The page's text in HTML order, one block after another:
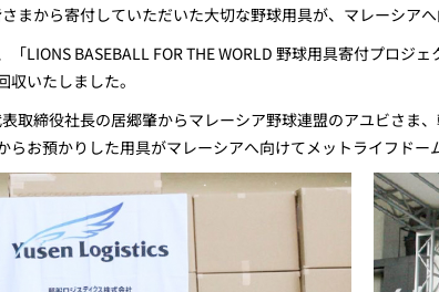
まから寄付していただいた大切な野球用具が、マレーシア
LIONS BASEBALL FOR THE WORLD 野球用具寄付プロ
いたしました。
取締役社長の居郷肇からマレーシア野球連盟のアユビさま
らお預かりした用具がマレーシアへ向けてメットライフドー